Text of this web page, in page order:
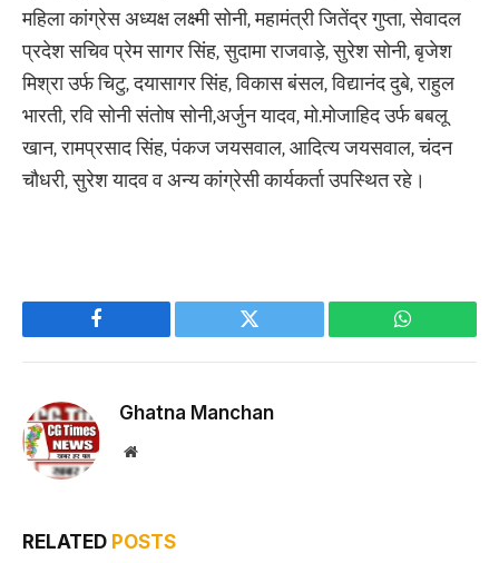
महिला कांग्रेस अध्यक्ष लक्ष्मी सोनी, महामंत्री जितेंद्र गुप्ता, सेवादल
प्रदेश सचिव प्रेम सागर सिंह, सुदामा राजवाड़े, सुरेश सोनी, बृजेश
मिश्रा उर्फ चिटु, दयासागर सिंह, विकास बंसल, विद्यानंद दुबे, राहुल
भारती, रवि सोनी संतोष सोनी,अर्जुन यादव, मो.मोजाहिद उर्फ बबलू
खान, रामप्रसाद सिंह, पंकज जयसवाल, आदित्य जयसवाल, चंदन
चौधरी, सुरेश यादव व अन्य कांग्रेसी कार्यकर्ता उपस्थित रहे।
Facebook Twitter WhatsApp
Ghatna Manchan
Website
RELATED POSTS